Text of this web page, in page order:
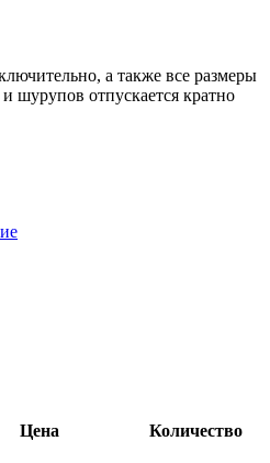
а также все размеры
шурупов отпускается кратно
Цена Количество